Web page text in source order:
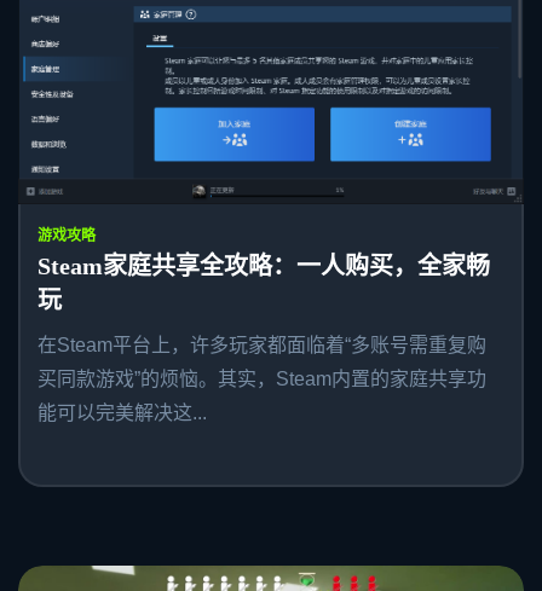
游戏攻略
Steam家庭共享全攻略：一人购买，全家畅
玩
在Steam平台上，许多玩家都面临着“多账号需重复购
买同款游戏”的烦恼。其实，Steam内置的家庭共享功
能可以完美解决这...